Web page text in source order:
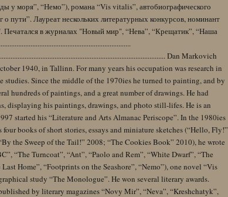
у моря”, “Немо”), романа “Vis vitalis”, автобиографического
о пути”. Лауреат нескольких литературных конкурсов, номинант
Печатался в журналах "Новый мир", “Нева”, “Крещатик”, “Наша
Dan Markovich
1940, in Tallinn. For many years his occupation was research in
studies. Since the middle of the 1970ies he turned to painting, and by
hundreds of paintings, and a great number of drawings. He had
displaying his paintings, drawings, and photo still-lifes. He is an
started his “Literature and Arts Almanac Periscope”. In the 1980ies
four books of short stories, essays and miniature sketches (“Hello, Fly!”
the Sweep of the Tail!” 2008; “The Cookies Book” 2010), he wrote
“The Turncoat”, “Ant”, “Paolo and Rem”, “White Dwarf”, “The
Last Home”, “Footprints on the Seashore”, “Nemo”), one novel “Vis
study “The Monologue”. He won several literary awards.
by literary magazines “Novy Mir”, “Neva”, “Kreshchatyk”,